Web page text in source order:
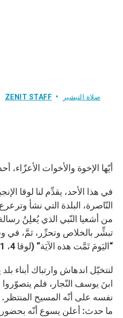
ZENIT STAFF
صلاة التبشير
أيّها الإخوة والأخوات الأعزّاء،
في هذا الأحد، يقدِّم لنا لوقا
النّاصرة، البلدة التي نشأ
من أشعيا النّبي الذي يُعلِنُ
تبشِّر بالخلاص وتحرِّر، ثمَّ، في
“اليَومَ تَمَّت هذه الآيَة” (لوقا 4، 21).
لنتخيّل اندهاش وارتباك أبناء
ابنَ يوسف النّجار، فلم
نفسه على أنّه المسيح
ما حدث: أعلن يسوع أنّه